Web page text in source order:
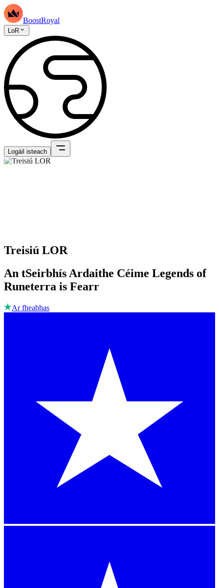
BoostRoyal
LoR
Logáil isteach
Treisiú LOR
An tSeirbhís Ardaithe Céime Legends of
Runeterra is Fearr
Ar fheabhas